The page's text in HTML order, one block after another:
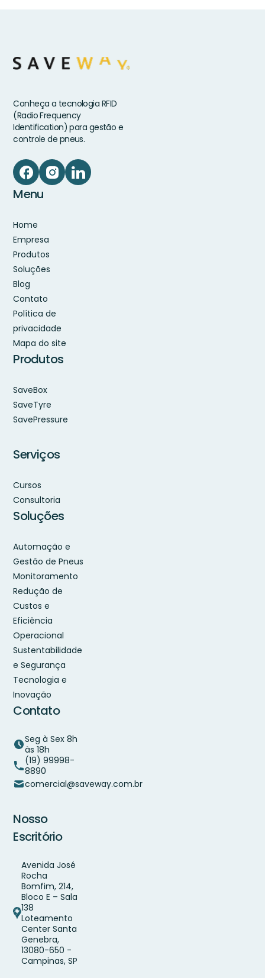
Conheça a tecnologia RFID
(Radio Frequency
Identification) para gestão e
controle de pneus.
Menu
Home
Empresa
Produtos
Soluções
Blog
Contato
Política de
privacidade
Mapa do site
Produtos
SaveBox
SaveTyre
SavePressure
Serviços
Cursos
Consultoria
Soluções
Automação e
Gestão de Pneus
Monitoramento
Redução de
Custos e
Eficiência
Operacional
Sustentabilidade
e Segurança
Tecnologia e
Inovação
Contato
Seg à Sex 8h
às 18h
(19) 99998-
8890
comercial@saveway.com.br
Nosso
Escritório
Avenida José
Rocha
Bomfim, 214,
Bloco E – Sala
138
Loteamento
Center Santa
Genebra,
13080-650 -
Campinas, SP